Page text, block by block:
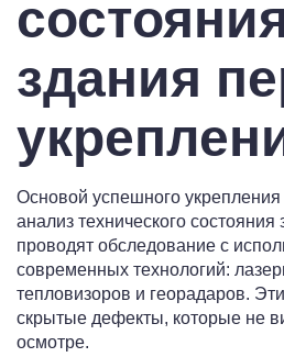
здания
Основой успешного
анализ технического
проводят обследование с
современных технологий:
тепловизоров и георадаров.
скрытые дефекты, которые не
осмотре.